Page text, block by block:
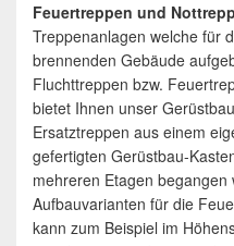
Feuertreppen und
Treppenanlagen welche für
brennenden Gebäude
Fluchttreppen bzw.
bietet Ihnen unser
Ersatztreppen aus einem
gefertigten Gerüstbau-
mehreren Etagen
Aufbauvarianten für die
kann zum Beispiel im